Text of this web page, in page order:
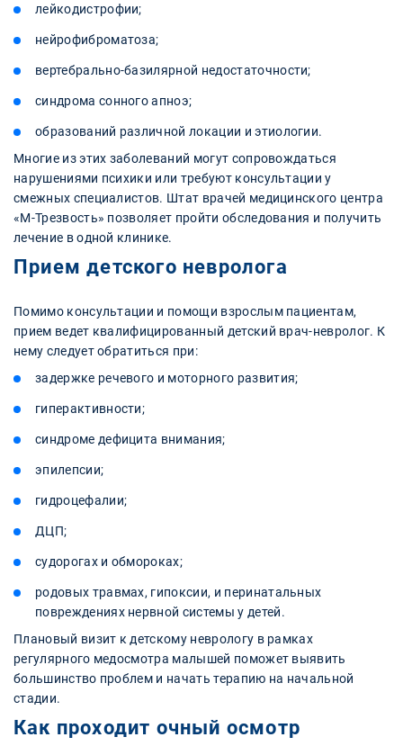
лейкодистрофии;
нейрофиброматоза;
вертебрально-базилярной недостаточности;
синдрома сонного апноэ;
образований различной локации и этиологии.
Многие из этих заболеваний могут сопровождаться
нарушениями психики или требуют консультации у
смежных специалистов. Штат врачей медицинского центра
«М-Трезвость» позволяет пройти обследования и получить
лечение в одной клинике.
Прием детского невролога
Помимо консультации и помощи взрослым пациентам,
прием ведет квалифицированный детский врач-невролог. К
нему следует обратиться при:
задержке речевого и моторного развития;
гиперактивности;
синдроме дефицита внимания;
эпилепсии;
гидроцефалии;
ДЦП;
судорогах и обмороках;
родовых травмах, гипоксии, и перинатальных
повреждениях нервной системы у детей.
Плановый визит к детскому неврологу в рамках
регулярного медосмотра малышей поможет выявить
большинство проблем и начать терапию на начальной
стадии.
Как проходит очный осмотр